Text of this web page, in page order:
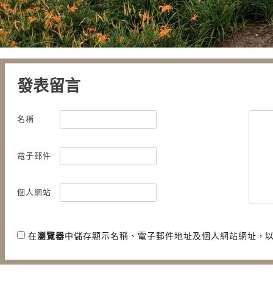
發表留言
名稱
電子郵件
個人網站
在瀏覽器中儲存顯示名稱、電子郵件地址及個人網站網址，